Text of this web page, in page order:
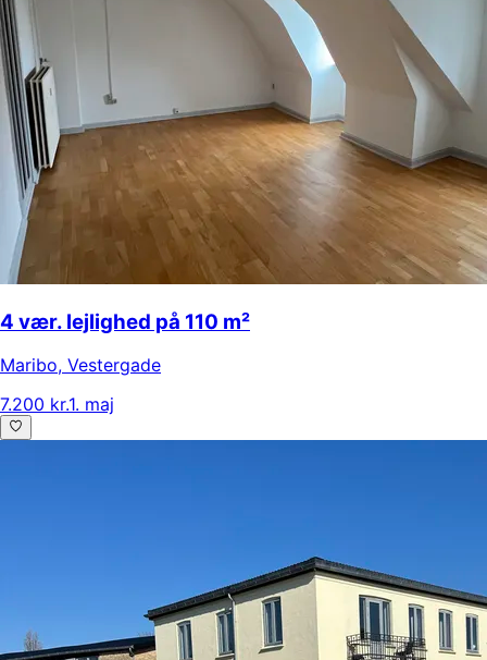
4 vær. lejlighed på 110 m²
Maribo, Vestergade
7.200 kr.1. maj